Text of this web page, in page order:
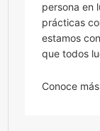
persona en
prácticas
estamos
que todos
Conoce